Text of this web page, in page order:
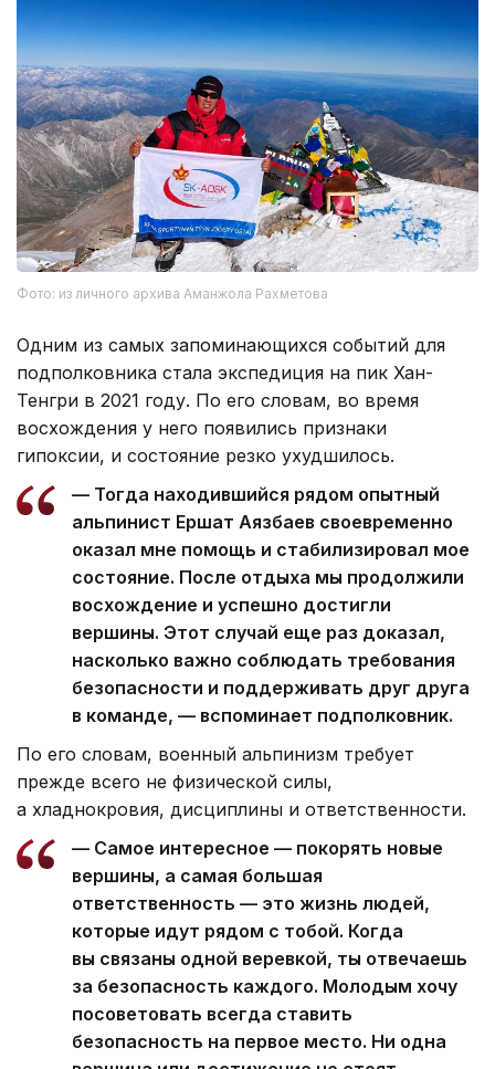
Фото: из личного архива Аманжола Рахметова
Одним из самых запоминающихся событий для
подполковника стала экспедиция на пик Хан-
Тенгри в 2021 году. По его словам, во время
восхождения у него появились признаки
гипоксии, и состояние резко ухудшилось.
— Тогда находившийся рядом опытный
альпинист Ершат Аязбаев своевременно
оказал мне помощь и стабилизировал мое
состояние. После отдыха мы продолжили
восхождение и успешно достигли
вершины. Этот случай еще раз доказал,
насколько важно соблюдать требования
безопасности и поддерживать друг друга
в команде, — вспоминает подполковник.
По его словам, военный альпинизм требует
прежде всего не физической силы,
а хладнокровия, дисциплины и ответственности.
— Самое интересное — покорять новые
вершины, а самая большая
ответственность — это жизнь людей,
которые идут рядом с тобой. Когда
вы связаны одной веревкой, ты отвечаешь
за безопасность каждого. Молодым хочу
посоветовать всегда ставить
безопасность на первое место. Ни одна